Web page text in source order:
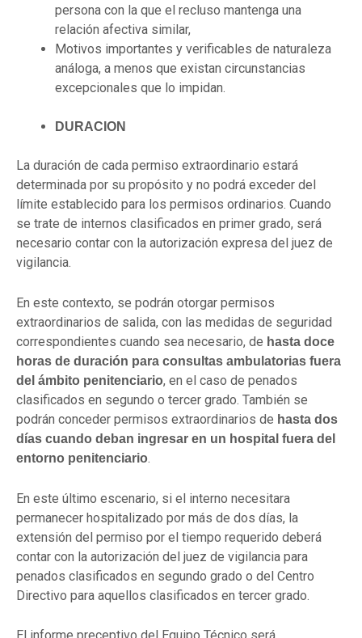
persona con la que el recluso mantenga una
relación afectiva similar,
Motivos importantes y verificables de naturaleza
análoga, a menos que existan circunstancias
excepcionales que lo impidan.
DURACION
La duración de cada permiso extraordinario estará
determinada por su propósito y no podrá exceder del
límite establecido para los permisos ordinarios. Cuando
se trate de internos clasificados en primer grado, será
necesario contar con la autorización expresa del juez de
vigilancia.
En este contexto, se podrán otorgar permisos
extraordinarios de salida, con las medidas de seguridad
correspondientes cuando sea necesario, de hasta doce
horas de duración para consultas ambulatorias fuera
del ámbito penitenciario, en el caso de penados
clasificados en segundo o tercer grado. También se
podrán conceder permisos extraordinarios de hasta dos
días cuando deban ingresar en un hospital fuera del
entorno penitenciario.
En este último escenario, si el interno necesitara
permanecer hospitalizado por más de dos días, la
extensión del permiso por el tiempo requerido deberá
contar con la autorización del juez de vigilancia para
penados clasificados en segundo grado o del Centro
Directivo para aquellos clasificados en tercer grado.